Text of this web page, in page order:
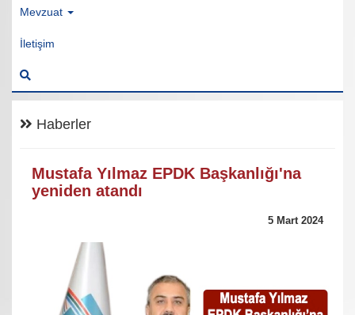
Mevzuat
İletişim
Haberler
Mustafa Yılmaz EPDK Başkanlığı'na
yeniden atandı
5 Mart 2024